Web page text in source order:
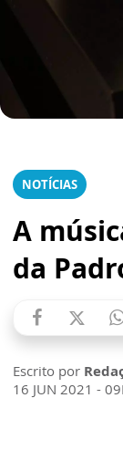
NOTÍCIAS
A
da
Escrito por
16 JUN 2021 -